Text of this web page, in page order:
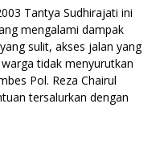
Tantya Sudhirajati ini
mengalami dampak
sulit, akses jalan yang
tidak menyurutkan
Pol. Reza Chairul
tersalurkan dengan